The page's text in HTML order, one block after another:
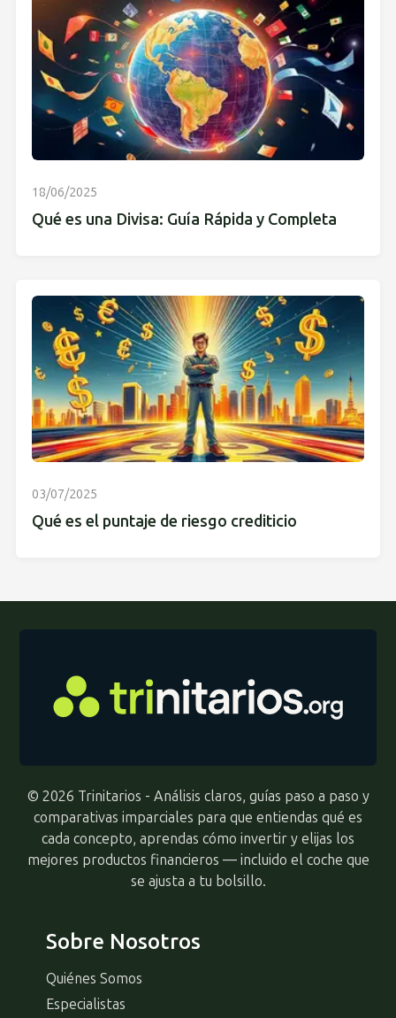
18/06/2025
Qué es una Divisa: Guía Rápida y Completa
03/07/2025
Qué es el puntaje de riesgo crediticio
© 2026 Trinitarios - Análisis claros, guías paso a paso y
comparativas imparciales para que entiendas qué es
cada concepto, aprendas cómo invertir y elijas los
mejores productos financieros — incluido el coche que
se ajusta a tu bolsillo.
Sobre Nosotros
Quiénes Somos
Especialistas